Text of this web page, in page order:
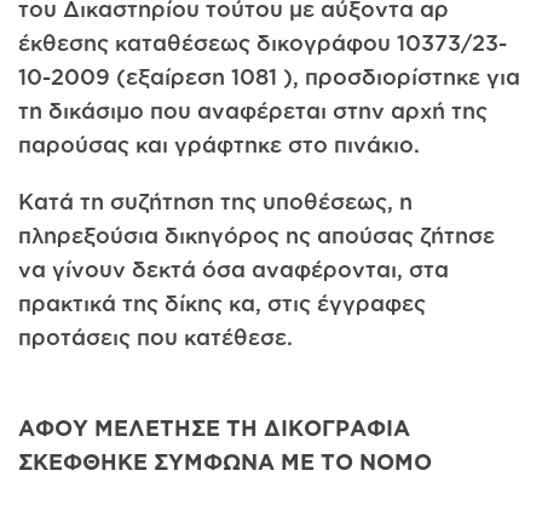
του Δικαστηρίου τούτου με αύξοντα αρ
έκθεσης καταθέσεως δικογράφου 10373/23-
10-2009 (εξαίρεση 1081 ), προσδιορίστηκε για
τη δικάσιμο που αναφέρεται στην αρχή της
παρούσας και γράφτηκε στο πινάκιο.
Κατά τη συζήτηση της υποθέσεως, η
πληρεξούσια δικηγόρος ης απούσας ζήτησε
να γίνουν δεκτά όσα αναφέρονται, στα
πρακτικά της δίκης κα, στις έγγραφες
προτάσεις που κατέθεσε.
ΑΦΟΥ ΜΕΛΕΤΗΣΕ ΤΗ ΔΙΚΟΓΡΑΦΙΑ
ΣΚΕΦΘΗΚΕ ΣΥΜΦΩΝΑ ΜΕ ΤΟ ΝΟΜΟ